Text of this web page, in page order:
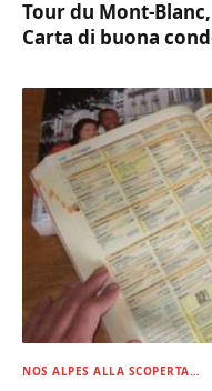
Tour du Mont-
Carta di buona
NOS ALPES ALLA SCOPERTA…